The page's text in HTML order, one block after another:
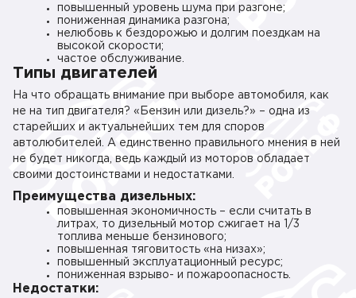
повышенный уровень шума при разгоне;
пониженная динамика разгона;
нелюбовь к бездорожью и долгим поездкам на
высокой скорости;
частое обслуживание.
Типы двигателей
На что обращать внимание при выборе автомобиля, как
не на тип двигателя? «Бензин или дизель?» – одна из
старейших и актуальнейших тем для споров
автолюбителей. А единственно правильного мнения в ней
не будет никогда, ведь каждый из моторов обладает
своими достоинствами и недостатками.
Преимущества дизельных:
повышенная экономичность – если считать в
литрах, то дизельный мотор сжигает на 1/3
топлива меньше бензинового;
повышенная тяговитость «на низах»;
повышенный эксплуатационный ресурс;
пониженная взрыво- и пожароопасность.
Недостатки: